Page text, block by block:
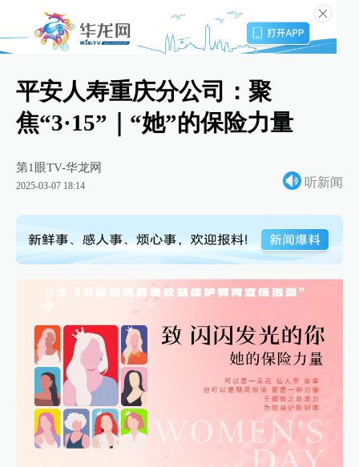
平安人寿重庆分公司：聚
焦“3·15”｜“她”的保险力量
第1眼TV-华龙网
2025-03-07 18:14 听新闻